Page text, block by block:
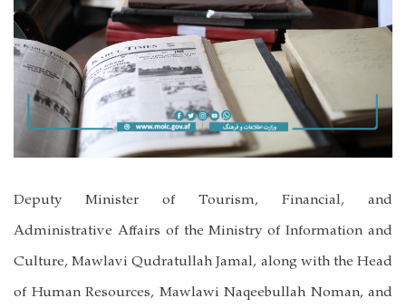
Deputy Minister of Tourism, Financial, and
Administrative Affairs of the Ministry of Information and
Culture, Mawlavi Qudratullah Jamal, along with the Head
of Human Resources, Mawlawi Naqeebullah Noman, and